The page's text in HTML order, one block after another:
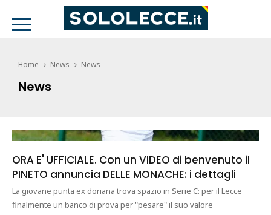
Home News News
News
ORA E' UFFICIALE. Con un VIDEO di benvenuto il
PINETO annuncia DELLE MONACHE: i dettagli
La giovane punta ex doriana trova spazio in Serie C: per il Lecce
finalmente un banco di prova per "pesare" il suo valore